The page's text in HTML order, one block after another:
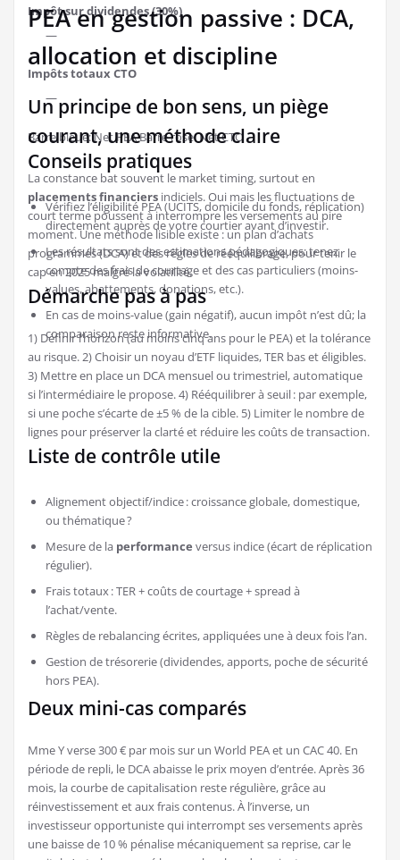
Impôt sur dividendes (30%)
—
Impôts totaux CTO
—
Barre bleue: Net PEABarre rose: Net CTO
Conseils pratiques
Vérifiez l’éligibilité PEA (UCITS, domicile du fonds, réplication)
directement auprès de votre courtier avant d’investir.
Les résultats sont des estimations pédagogiques: tenez
compte des frais de courtage et des cas particuliers (moins-
values, abattements, donations, etc.).
En cas de moins-value (gain négatif), aucun impôt n’est dû; la
comparaison reste informative.
PEA en gestion passive : DCA,
allocation et discipline
Un principe de bon sens, un piège
courant, une méthode claire
La constance bat souvent le market timing, surtout en
placements financiers indiciels. Oui mais les fluctuations de
court terme poussent à interrompre les versements au pire
moment. Une méthode lisible existe : un plan d’achats
programmés (DCA) et des règles de rééquilibrage, pour tenir le
cap en 2025 malgré la volatilité.
Démarche pas à pas
1) Définir l’horizon (au moins cinq ans pour le PEA) et la tolérance
au risque. 2) Choisir un noyau d’ETF liquides, TER bas et éligibles.
3) Mettre en place un DCA mensuel ou trimestriel, automatique
si l’intermédiaire le propose. 4) Rééquilibrer à seuil : par exemple,
si une poche s’écarte de ±5 % de la cible. 5) Limiter le nombre de
lignes pour préserver la clarté et réduire les coûts de transaction.
Liste de contrôle utile
Alignement objectif/indice : croissance globale, domestique,
ou thématique ?
Mesure de la performance versus indice (écart de réplication
régulier).
Frais totaux : TER + coûts de courtage + spread à
l’achat/vente.
Règles de rebalancing écrites, appliquées une à deux fois l’an.
Gestion de trésorerie (dividendes, apports, poche de sécurité
hors PEA).
Deux mini-cas comparés
Mme Y verse 300 € par mois sur un World PEA et un CAC 40. En
période de repli, le DCA abaisse le prix moyen d’entrée. Après 36
mois, la courbe de capitalisation reste régulière, grâce au
réinvestissement et aux frais contenus. À l’inverse, un
investisseur opportuniste qui interrompt ses versements après
une baisse de 10 % pénalise mécaniquement sa reprise, car le